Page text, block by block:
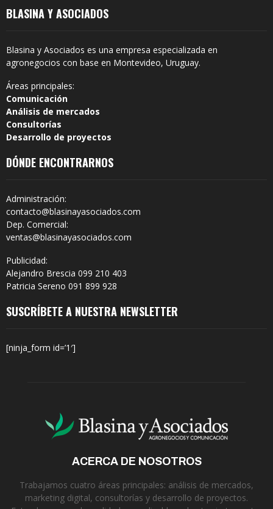
BLASINA Y ASOCIADOS
Blasina y Asociados es una empresa especializada en
agronegocios con base en Montevideo, Uruguay.
Áreas principales:
Comunicación
Análisis de mercados
Consultorías
Desarrollo de proyectos
DÓNDE ENCONTRARNOS
Administración:
contacto@blasinayasociados.com
Dep. Comercial:
ventas@blasinayasociados.com
Publicidad:
Alejandro Brescia 099 210 403
Patricia Sereno 091 899 928
SUSCRÍBETE A NUESTRA NEWSLETTER
[ninja_form id=’1′]
ACERCA DE NOSOTROS
Trabajamos cuatro áreas principales: análisis de mercados,
marketing digital, consultorías y desarrollo de proyectos.